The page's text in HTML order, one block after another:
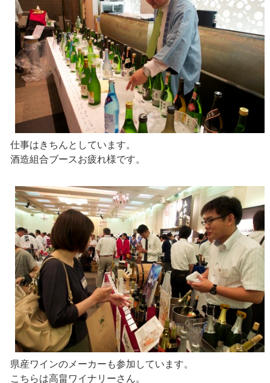
仕事はきちんとしています。
酒造組合ブースお疲れ様です。
県産ワインのメーカーも参加しています。
こちらは高畠ワイナリーさん。